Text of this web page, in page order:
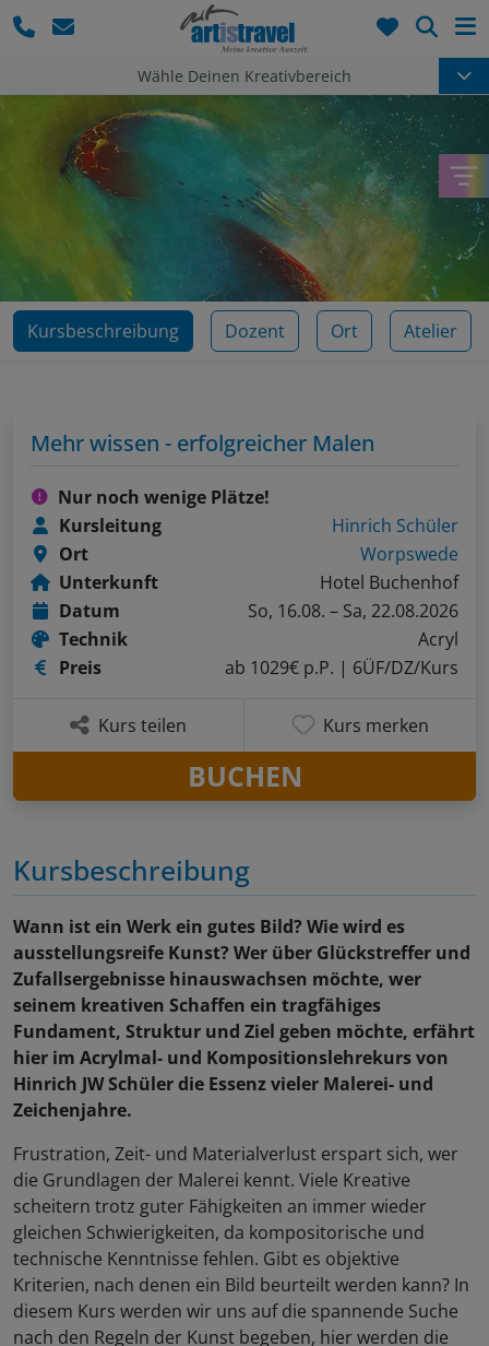
Wähle Deinen Kreativbereich
Kursbeschreibung Dozent Ort Atelier
Kursbeschreibung
Wann ist ein Werk ein gutes Bild? Wie wird es
ausstellungsreife Kunst? Wer über Glückstreffer und
Zufallsergebnisse hinauswachsen möchte, wer
seinem kreativen Schaffen ein tragfähiges
Fundament, Struktur und Ziel geben möchte, erfährt
hier im Acrylmal- und Kompositionslehrekurs von
Hinrich JW Schüler die Essenz vieler Malerei- und
Zeichenjahre.
Frustration, Zeit- und Materialverlust erspart sich, wer
die Grundlagen der Malerei kennt. Viele Kreative
scheitern trotz guter Fähigkeiten an immer wieder
gleichen Schwierigkeiten, da kompositorische und
technische Kenntnisse fehlen. Gibt es objektive
Kriterien, nach denen ein Bild beurteilt werden kann? In
diesem Kurs werden wir uns auf die spannende Suche
nach den Regeln der Kunst begeben, hier werden die
Mehr wissen - erfolgreicher Malen
Nur noch wenige Plätze!
Kursleitung
Hinrich Schüler
Ort
Worpswede
Unterkunft
Hotel Buchenhof
Datum
So, 16.08. – Sa, 22.08.2026
Technik
Acryl
Preis
ab 1029€ p.P. | 6ÜF/DZ/Kurs
Kurs teilen Kurs merken
BUCHEN